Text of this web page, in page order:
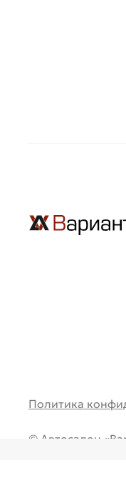
Политика
© Автосалон
Все права